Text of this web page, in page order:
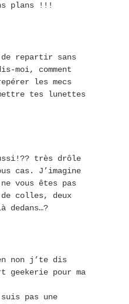
plans !!!
repartir sans
moi, comment
les mecs
tes lunettes
très drôle
cas. J’imagine
vous êtes pas
colles, deux
dedans…?
non j’te dis
pour ma
pas une